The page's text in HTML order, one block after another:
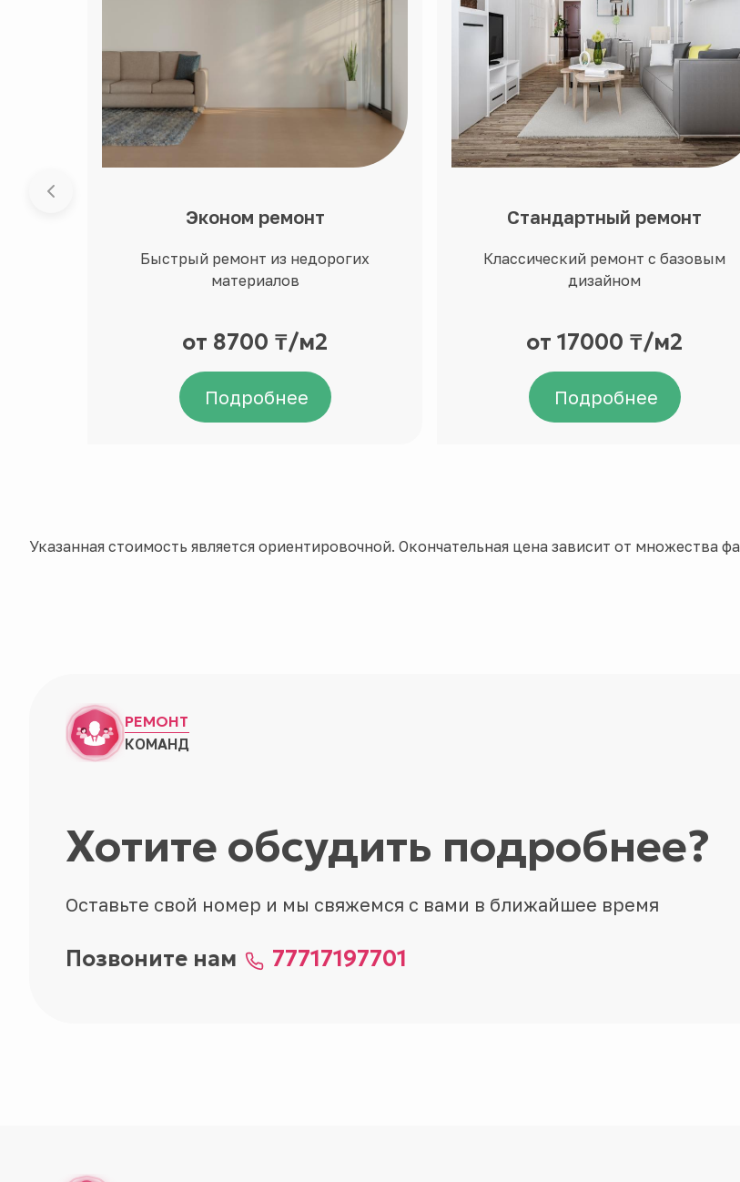
Эконом ремонт
Быстрый ремонт из недорогих
материалов
от 8700 ₸/м2
Подробнее
Стандартный ремонт
Классический ремонт с базовым
дизайном
от 17000 ₸/м2
Подробнее
Указанная стоимость является ориентировочной. Окончательная цена зависит от множества
РЕМОНТ
КОМАНД
Хотите обсудить подробнее?
Оставьте свой номер и мы свяжемся с вами в ближайшее время
Позвоните нам 77717197701